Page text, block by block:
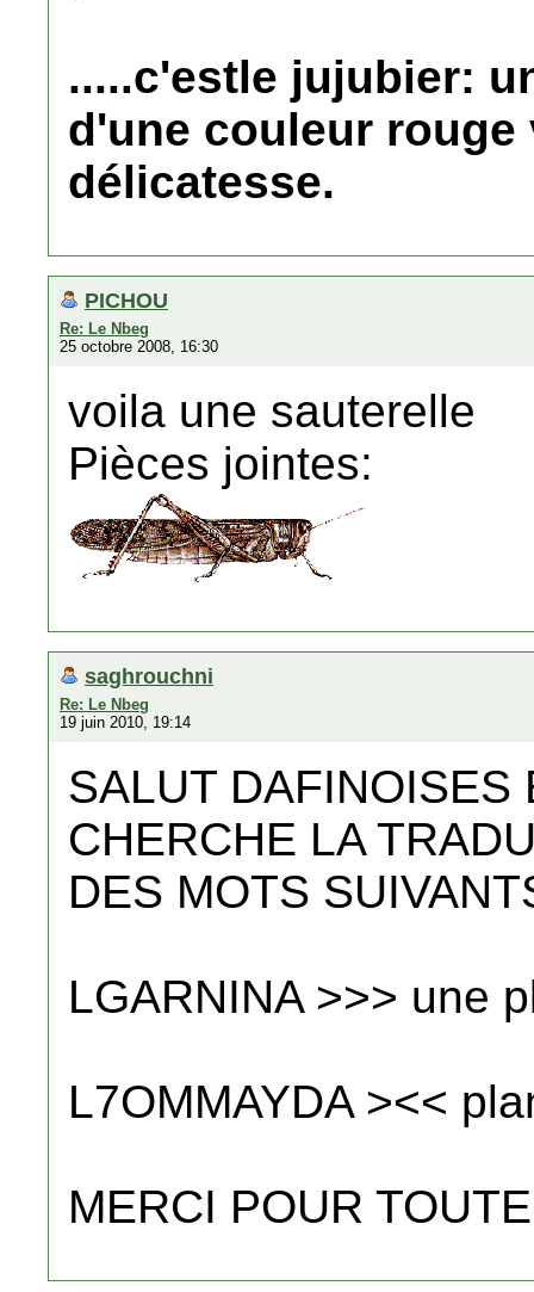
.....c'estle jujubier:
d'une couleur
délicatesse.
PICHOU
Re: Le Nbeg
25 octobre 2008, 16:30
voila une sauterelle
Pièces jointes:
saghrouchni
Re: Le Nbeg
19 juin 2010, 19:14
SALUT DAFINOISES
CHERCHE LA
DES MOTS
LGARNINA >>> une
L7OMMAYDA ><<
MERCI POUR